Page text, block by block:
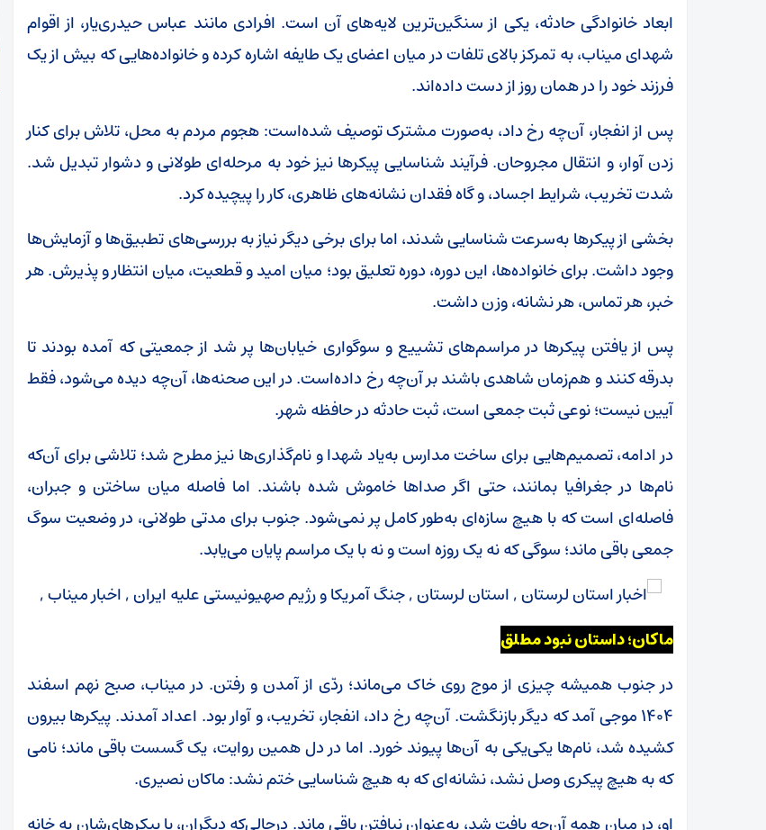
ابعاد خانوادگی حادثه، یکی از سنگین‌ترین لایه‌های آن است. افرادی مانند عباس حیدری‌یار، از اقوام
شهدای میناب، به تمرکز بالای تلفات در میان اعضای یک طایفه اشاره کرده و خانواده‌هایی که بیش از یک
فرزند خود را در همان روز از دست داده‌اند.
پس از انفجار، آن‌چه رخ داد، به‌صورت مشترک توصیف شده‌است: هجوم مردم به محل، تلاش برای کنار
زدن آوار، و انتقال مجروحان. فرآیند شناسایی پیکرها نیز خود به مرحله‌ای طولانی و دشوار تبدیل شد.
شدت تخریب، شرایط اجساد، و گاه فقدان نشانه‌های ظاهری، کار را پیچیده کرد.
بخشی از پیکرها به‌سرعت شناسایی شدند، اما برای برخی دیگر نیاز به بررسی‌های تطبیق‌ها و آزمایش‌ها
وجود داشت. برای خانواده‌ها، این دوره، دوره‌ تعلیق بود؛ میان امید و قطعیت، میان انتظار و پذیرش. هر
خبر، هر تماس، هر نشانه، وزن داشت.
پس از یافتن پیکرها در مراسم‌های تشییع و سوگواری خیابان‌ها پر شد از جمعیتی که آمده بودند تا
بدرقه کنند و هم‌زمان شاهدی باشند بر آن‌چه رخ داده‌است. در این صحنه‌ها، آن‌چه دیده می‌شود، فقط
آیین نیست؛ نوعی ثبت جمعی است، ثبت حادثه در حافظه‌ شهر.
در ادامه، تصمیم‌هایی برای ساخت مدارس به‌یاد شهدا و نام‌گذاری‌ها نیز مطرح شد؛ تلاشی برای آن‌که
نام‌ها در جغرافیا بمانند، حتی اگر صداها خاموش شده باشند. اما فاصله‌ میان ساختن و جبران،
فاصله‌ای است که با هیچ سازه‌ای به‌طور کامل پر نمی‌شود. جنوب برای مدتی طولانی، در وضعیت سوگ
جمعی باقی ماند؛ سوگی که نه یک روزه است و نه با یک مراسم پایان می‌یابد.
ماکان؛ داستان نبود مطلق
در جنوب همیشه چیزی از موج روی خاک می‌ماند؛ ردّی از آمدن و رفتن. در میناب، صبح نهم اسفند
1404 موجی آمد که دیگر بازنگشت. آن‌چه رخ داد، انفجار، تخریب، و آوار بود. اعداد آمدند. پیکرها بیرون
کشیده شد، نام‌ها یکی‌یکی به آن‌ها پیوند خورد. اما در دل همین روایت، یک گسست باقی ماند؛ نامی
که به هیچ پیکری وصل نشد، نشانه‌ای که به هیچ شناسایی ختم نشد: ماکان نصیری.
او، در میان همه‌ آن‌چه یافت شد، به‌عنوان نیافتن باقی ماند. درحالی‌که دیگران، با پیکرهای‌شان به خانه